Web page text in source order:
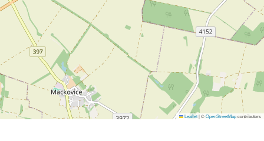
Leaflet|©OpenStreetMapcontributors